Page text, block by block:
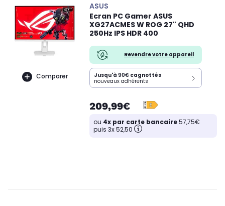
Comparer
ASUS
Ecran PC Gamer ASUS
XG27ACMES W ROG 27" QHD
250Hz IPS HDR 400
Revendre votre appareil
Jusqu'à 90€ cagnottés
nouveaux adhérents
209,99€
ou 4x par carte bancaire57,75€
puis 3x 52,50